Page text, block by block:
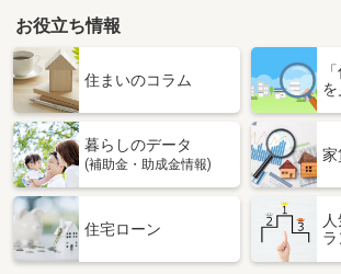
兵庫県神戸市中央区磯辺通４丁目
6.65万円
住 所
兵庫県神戸市中央区
専有面積
間取り
1K
兵庫県神戸市東灘区魚崎中町２丁目
価 格
48万円
お役立ち情報
住まいのコラム
を
暮らしのデータ
(補助金・助成金情報)
家
住宅ローン